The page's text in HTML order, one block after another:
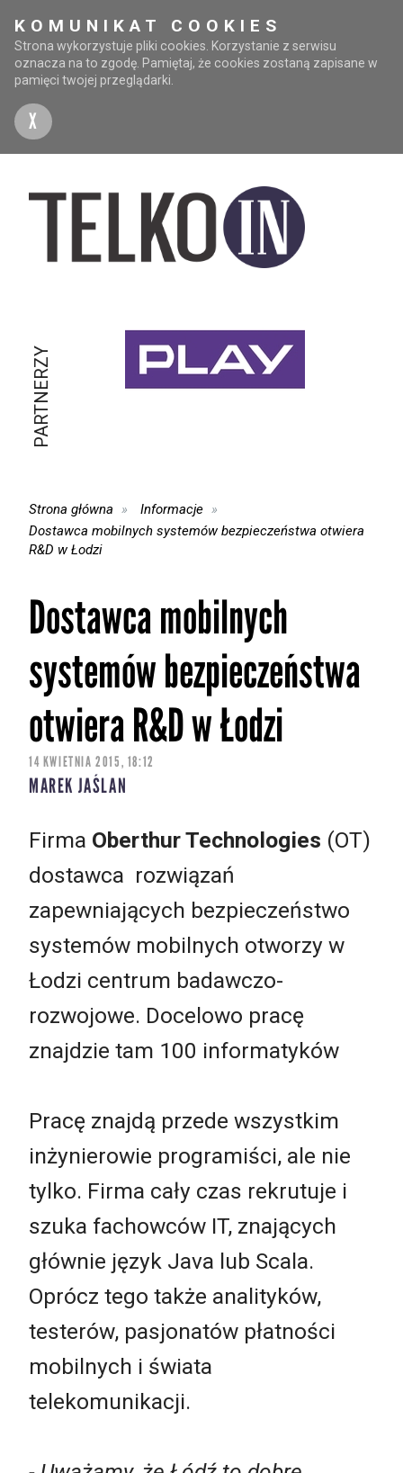
KOMUNIKAT COOKIES
Strona wykorzystuje pliki cookies. Korzystanie z serwisu
oznacza na to zgodę. Pamiętaj, że cookies zostaną zapisane w
pamięci twojej przeglądarki.
X
PARTNERZY
Strona główna
Informacje
Dostawca mobilnych systemów bezpieczeństwa otwiera
R&D w Łodzi
Dostawca mobilnych
systemów bezpieczeństwa
otwiera R&D w Łodzi
14 KWIETNIA 2015, 18:12
MAREK JAŚLAN
Firma Oberthur Technologies (OT)
dostawca rozwiązań
zapewniających bezpieczeństwo
systemów mobilnych otworzy w
Łodzi centrum badawczo-
rozwojowe. Docelowo pracę
znajdzie tam 100 informatyków
Pracę znajdą przede wszystkim
inżynierowie programiści, ale nie
tylko. Firma cały czas rekrutuje i
szuka fachowców IT, znających
głównie język Java lub Scala.
Oprócz tego także analityków,
testerów, pasjonatów płatności
mobilnych i świata
telekomunikacji.